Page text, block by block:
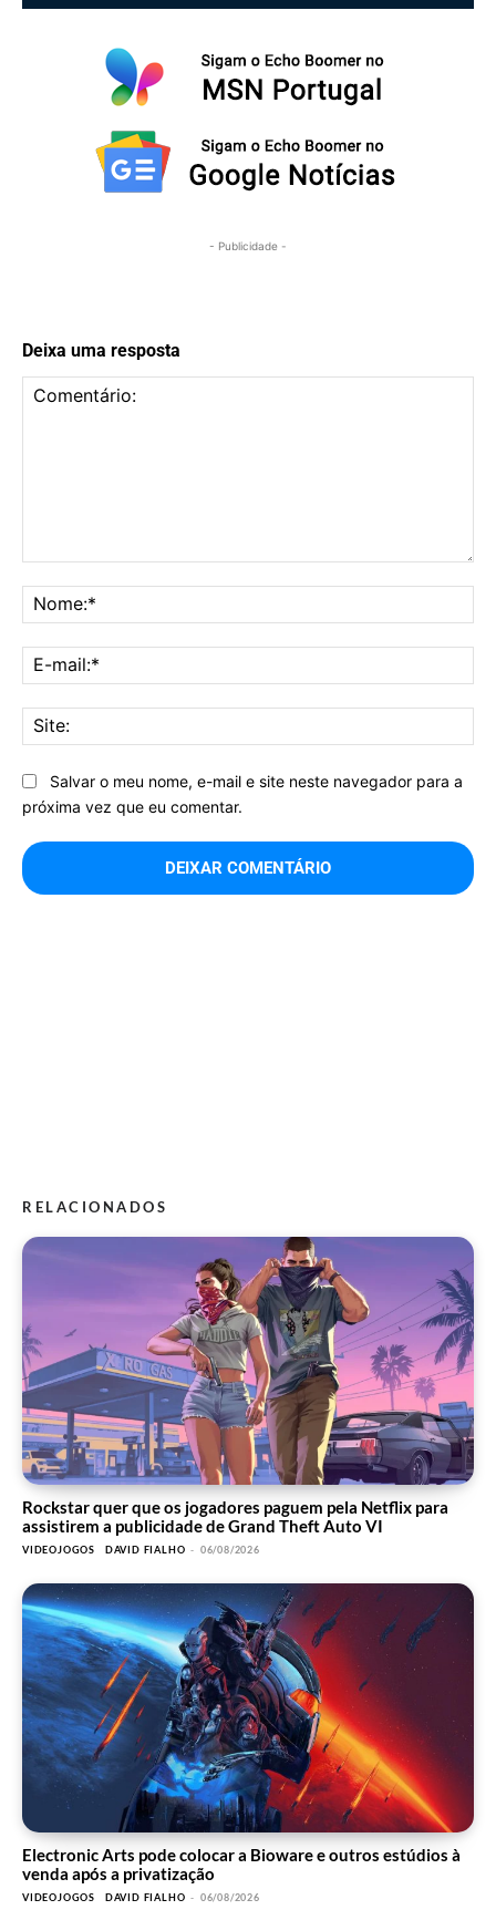
- Publicidade -
Deixa uma resposta
Salvar o meu nome, e-mail e site neste navegador para a
próxima vez que eu comentar.
RELACIONADOS
Rockstar quer que os jogadores paguem pela Netflix para
assistirem a publicidade de Grand Theft Auto VI
VIDEOJOGOS DAVID FIALHO - 06/08/2026
Electronic Arts pode colocar a Bioware e outros estúdios à
venda após a privatização
VIDEOJOGOS DAVID FIALHO - 06/08/2026